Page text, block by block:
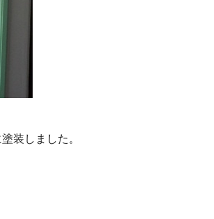
装しました。